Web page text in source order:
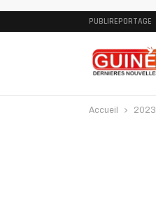
PUBLIREPORTAGE
Accueil 2023